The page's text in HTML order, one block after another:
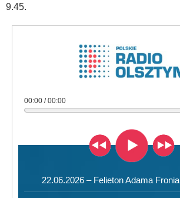
9.45.
00:00 / 00:00
22.06.2026 – Felieton Adama Fronia